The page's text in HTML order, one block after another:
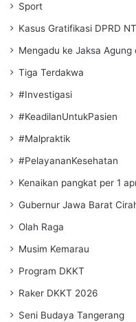
Sport
Kasus Gratifikasi DPRD
Mengadu ke Jaksa Agung
Tiga Terdakwa
#Investigasi
#KeadilanUntukPasien
#Malpraktik
#PelayananKesehatan
Kenaikan pangkat per 1
Gubernur Jawa Barat
Olah Raga
Musim Kemarau
Program DKKT
Raker DKKT 2026
Seni Budaya Tangerang